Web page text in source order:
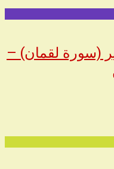
(سورة لقمان) –